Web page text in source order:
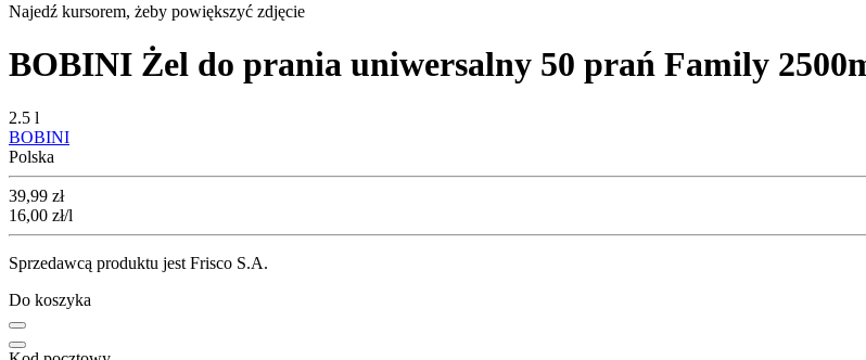
Najedź kursorem, żeby powiększyć zdjęcie
BOBINI Żel do prania uniwersalny 50 prań Family
2.5 l
BOBINI
Polska
Cena
39,99 zł
16,00 zł/l
Sprzedawcą produktu jest Frisco S.A.
Do koszyka